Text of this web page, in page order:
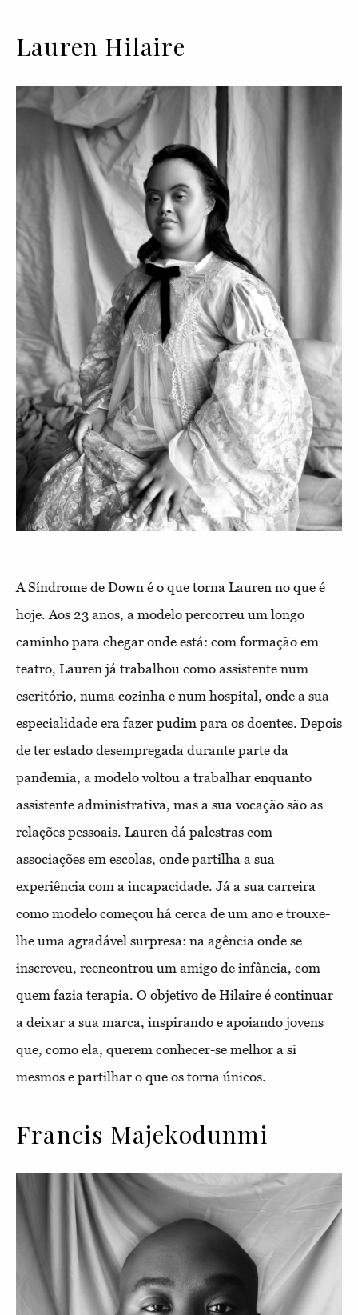
Lauren Hilaire
A Síndrome de Down é o que torna Lauren no que é
hoje. Aos 23 anos, a modelo percorreu um longo
caminho para chegar onde está: com formação em
teatro, Lauren já trabalhou como assistente num
escritório, numa cozinha e num hospital, onde a sua
especialidade era fazer pudim para os doentes. Depois
de ter estado desempregada durante parte da
pandemia, a modelo voltou a trabalhar enquanto
assistente administrativa, mas a sua vocação são as
relações pessoais. Lauren dá palestras com
associações em escolas, onde partilha a sua
experiência com a incapacidade. Já a sua carreira
como modelo começou há cerca de um ano e trouxe-
lhe uma agradável surpresa: na agência onde se
inscreveu, reencontrou um amigo de infância, com
quem fazia terapia. O objetivo de Hilaire é continuar
a deixar a sua marca, inspirando e apoiando jovens
que, como ela, querem conhecer-se melhor a si
mesmos e partilhar o que os torna únicos.
Francis Majekodunmi